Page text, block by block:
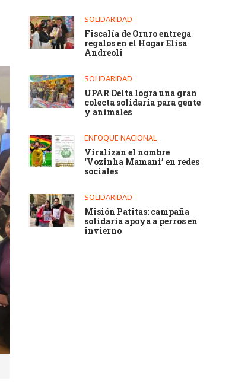
SOLIDARIDAD
Fiscalía de Oruro entrega
regalos en el Hogar Elisa
Andreoli
SOLIDARIDAD
UPAR Delta logra una gran
colecta solidaria para gente
y animales
ENFOQUE NACIONAL
Viralizan el nombre
‘Vozinha Mamani’ en redes
sociales
SOLIDARIDAD
Misión Patitas: campaña
solidaria apoya a perros en
invierno